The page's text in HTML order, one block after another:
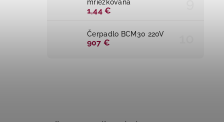
mriežkovaná
1,44 €
Čerpadlo BCM30 220V
907 €